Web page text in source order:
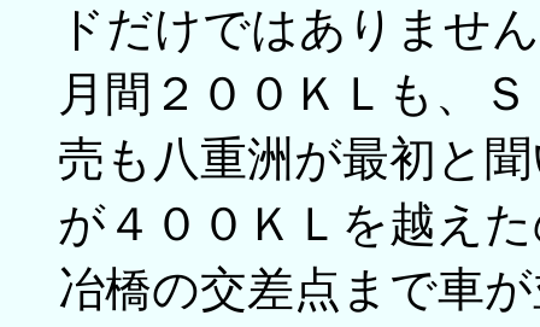
ドだけではありませ
月間２００ＫＬも、
売も八重洲が最初と
が４００ＫＬを越え
冶橋の交差点まで車